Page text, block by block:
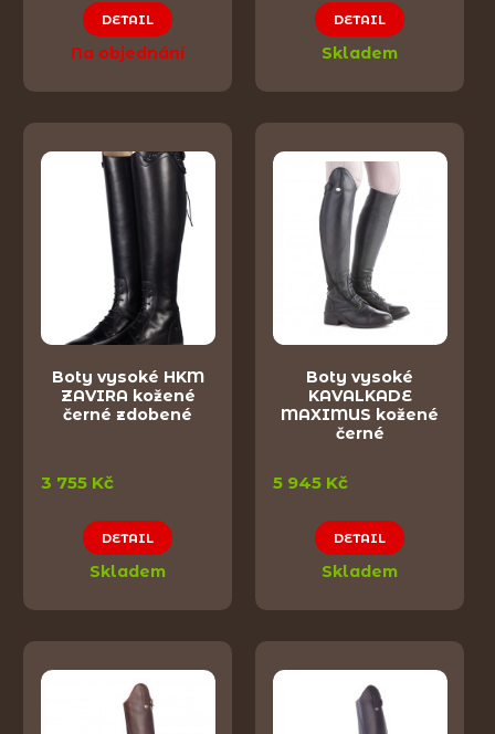
DETAIL
Na objednání
DETAIL
Skladem
Boty vysoké HKM
ZAVIRA kožené
černé zdobené
3 755 Kč
DETAIL
Skladem
Boty vysoké
KAVALKADE
MAXIMUS kožené
černé
5 945 Kč
DETAIL
Skladem